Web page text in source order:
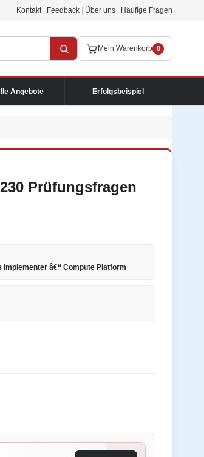
Kontakt Feedback Über uns Häufige Fragen
Mein Warenkorb 0
Angebote Erfolgsbeispiel
Prüfungsfragen
Implementer â€“ Compute Platform